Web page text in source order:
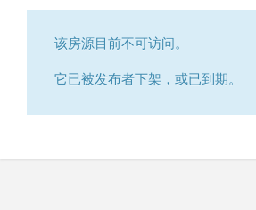
该房源目前不可访问。
它已被发布者下架，或已到期。